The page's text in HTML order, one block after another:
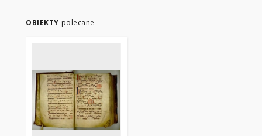
OBIEKTY polecane